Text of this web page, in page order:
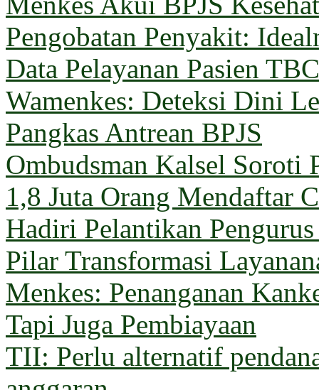
Pengobatan Penyakit:
Data Pelayanan Pasien
Wamenkes: Deteksi Dini
Pangkas Antrean BPJS
Ombudsman Kalsel Soroti
1,8 Juta Orang Mendaftar
Hadiri Pelantikan
Pilar Transformasi
Menkes: Penanganan
Tapi Juga Pembiayaan
TII: Perlu alternatif